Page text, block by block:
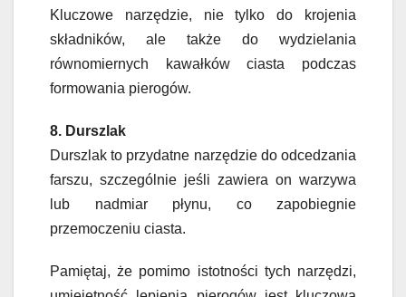
Kluczowe narzędzie, nie tylko do krojenia
składników, ale także do wydzielania
równomiernych kawałków ciasta podczas
formowania pierogów.
8. Durszlak
Durszlak to przydatne narzędzie do odcedzania
farszu, szczególnie jeśli zawiera on warzywa
lub nadmiar płynu, co zapobiegnie
przemoczeniu ciasta.
Pamiętaj, że pomimo istotności tych narzędzi,